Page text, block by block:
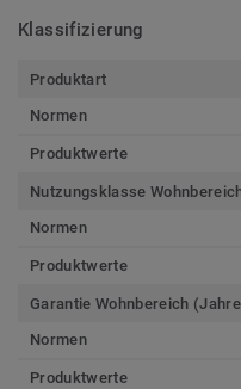
Klassifizierung
Produktart
Normen
Produktwerte
Nutzungsklasse
Normen
Produktwerte
Garantie Wohnbereich
Normen
Produktwerte